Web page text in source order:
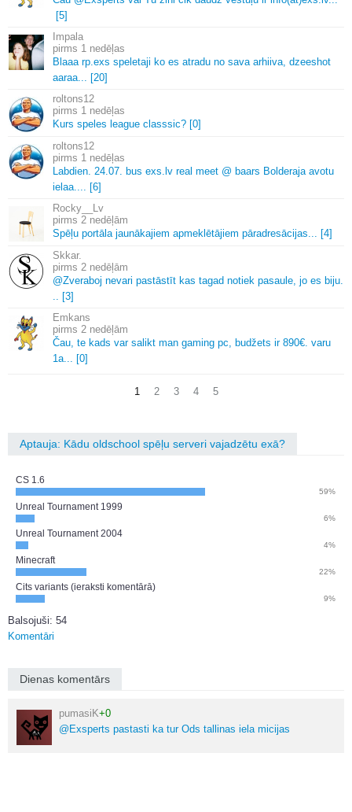
[5]
Impala
1 nedēļas
Blaaa rp. exs speletaji ko es atradu no sava arhiiva, dzeeshot
aaraa.
[20]
roltons12
1 nedēļas
Kurs speles league classsic? [0]
roltons12
1 nedēļas
Labdien. 24. 07. bus exs. lv real meet @ baars Bolderaja avotu
ielaa.
[6]
Rocky__Lv
2 nedēļām
Spēļu portāla jaunākajiem apmeklētājiem pāradresācijas.
[4]
Skkar.
2 nedēļām
@Zveraboj nevari pastāstīt kas tagad notiek pasaule, jo es biju.
[3]
Emkans
2 nedēļām
Čau, te kads var salikt man gaming pc, budžets ir 890€. varu
1a.
[0]
1 2 3 4 5
Aptauja: Kādu oldschool spēļu serveri vajadzētu exā?
CS 1.6
59%
Unreal Tournament 1999
6%
Unreal Tournament 2004
4%
Minecraft
22%
Cits variants (ieraksti komentārā)
9%
Balsojuši: 54
Komentāri
Dienas komentārs
pumasiK+0
@Exsperts pastasti ka tur Ods tallinas iela micijas